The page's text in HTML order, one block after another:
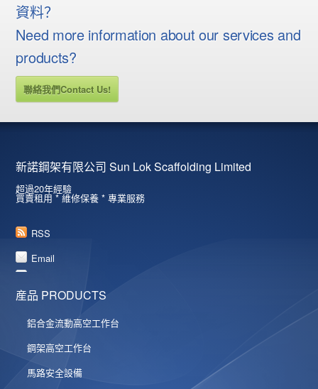
資料？
Need more information about our services and
products?
聯絡我們Contact Us!
新諾鋼架有限公司 Sun Lok Scaffolding Limited
超過20年經驗
買賣租用 * 維修保養 * 專業服務
RSS
Email
産品 PRODUCTS
鋁合金流動高空工作台
鋼架高空工作台
馬路安全設備